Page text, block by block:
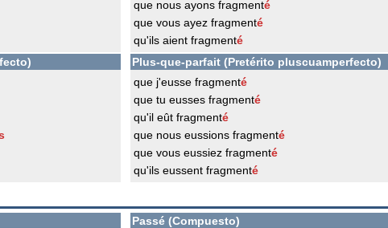
que nous ayons fragmenté
que vous ayez fragmenté
qu'ils aient fragmenté
Plus-que-parfait (Pretérito pluscuamperfecto)
que j'eusse fragmenté
que tu eusses fragmenté
qu'il eût fragmenté
que nous eussions fragmenté
que vous eussiez fragmenté
qu'ils eussent fragmenté
Passé (Compuesto)